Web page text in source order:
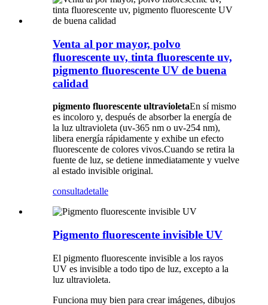
Venta al por mayor, polvo
fluorescente uv, tinta fluorescente uv,
pigmento fluorescente UV de buena
calidad
pigmento fluorescente ultravioletaEn sí mismo
es incoloro y, después de absorber la energía de
la luz ultravioleta (uv-365 nm o uv-254 nm),
libera energía rápidamente y exhibe un efecto
fluorescente de colores vivos.Cuando se retira la
fuente de luz, se detiene inmediatamente y vuelve
al estado invisible original.
consultadetalle
Pigmento fluorescente invisible UV
El pigmento fluorescente invisible a los rayos
UV es invisible a todo tipo de luz, excepto a la
luz ultravioleta.
Funciona muy bien para crear imágenes, dibujos